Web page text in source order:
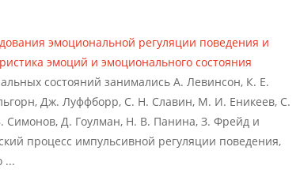
эмоциональной регуляции поведения и
эмоций и эмоционального состояния
состояний занимались А. Левинсон, К. Е.
Дж. Луффборр, С. Н. Славин, М. И. Еникеев, С.
Симонов, Д. Гоулман, Н. В. Панина, З. Фрейд и
процесс импульсивной регуляции поведения,
...